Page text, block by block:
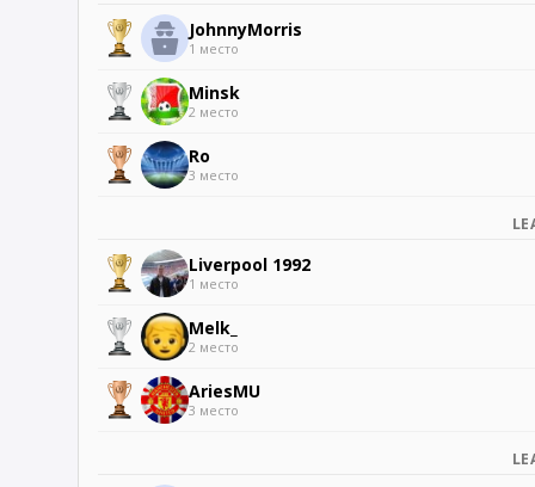
JohnnyMorris
1 место
Minsk
2 место
Ro
3 место
Liverpool 1992
1 место
Melk_
2 место
AriesMU
3 место